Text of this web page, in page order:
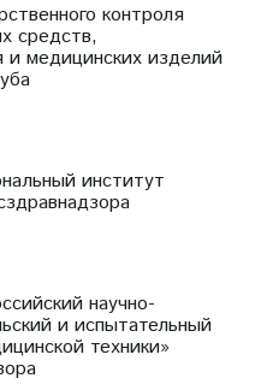
контроля
средств,
и медицинских изделий
институт
научно-
и испытательный
техники»